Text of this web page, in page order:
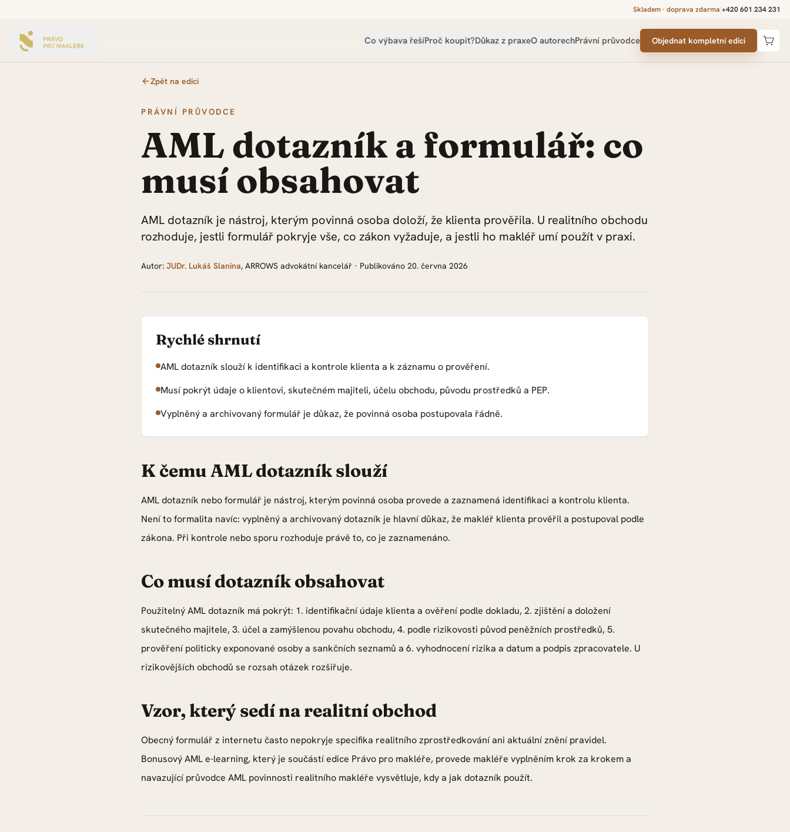
Skladem · doprava zdarma|+420 601 234 231
Co výbava řešíProč koupit?Důkaz z praxeO autorechPrávní průvodce Objednat kompletní edici
Zpět na edici
PRÁVNÍ PRŮVODCE
AML dotazník a formulář: co
musí obsahovat
AML dotazník je nástroj, kterým povinná osoba doloží, že klienta prověřila. U realitního obchodu
rozhoduje, jestli formulář pokryje vše, co zákon vyžaduje, a jestli ho makléř umí použít v praxi.
Autor: JUDr. Lukáš Slanina, ARROWS advokátní kancelář · Publikováno 20. června 2026
Rychlé shrnutí
AML dotazník slouží k identifikaci a kontrole klienta a k záznamu o prověření.
Musí pokrýt údaje o klientovi, skutečném majiteli, účelu obchodu, původu prostředků a PEP.
Vyplněný a archivovaný formulář je důkaz, že povinná osoba postupovala řádně.
K čemu AML dotazník slouží
AML dotazník nebo formulář je nástroj, kterým povinná osoba provede a zaznamená identifikaci a kontrolu klienta.
Není to formalita navíc: vyplněný a archivovaný dotazník je hlavní důkaz, že makléř klienta prověřil a postupoval podle
zákona. Při kontrole nebo sporu rozhoduje právě to, co je zaznamenáno.
Co musí dotazník obsahovat
Použitelný AML dotazník má pokrýt: 1. identifikační údaje klienta a ověření podle dokladu, 2. zjištění a doložení
skutečného majitele, 3. účel a zamýšlenou povahu obchodu, 4. podle rizikovosti původ peněžních prostředků, 5.
prověření politicky exponované osoby a sankčních seznamů a 6. vyhodnocení rizika a datum a podpis zpracovatele. U
rizikovějších obchodů se rozsah otázek rozšiřuje.
Vzor, který sedí na realitní obchod
Obecný formulář z internetu často nepokryje specifika realitního zprostředkování ani aktuální znění pravidel.
Bonusový AML e-learning, který je součástí edice Právo pro makléře, provede makléře vyplněním krok za krokem a
navazující průvodce AML povinnosti realitního makléře vysvětluje, kdy a jak dotazník použít.